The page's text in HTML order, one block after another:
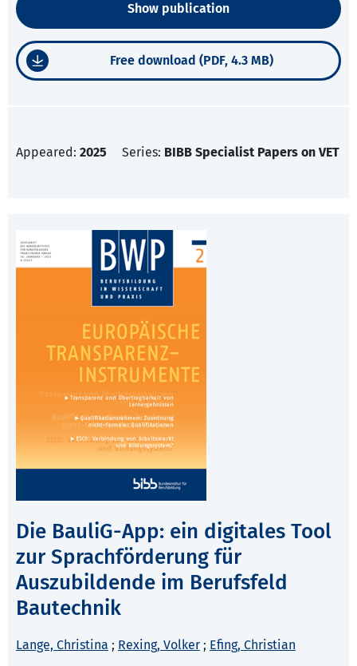
Show publication
Free download (PDF, 4.3 MB)
Appeared: 2025 Series: BIBB Specialist Papers on VET
Die BauliG-App: ein digitales Tool
zur Sprachförderung für
Auszubildende im Berufsfeld
Bautechnik
Lange, Christina ; Rexing, Volker ; Efing, Christian